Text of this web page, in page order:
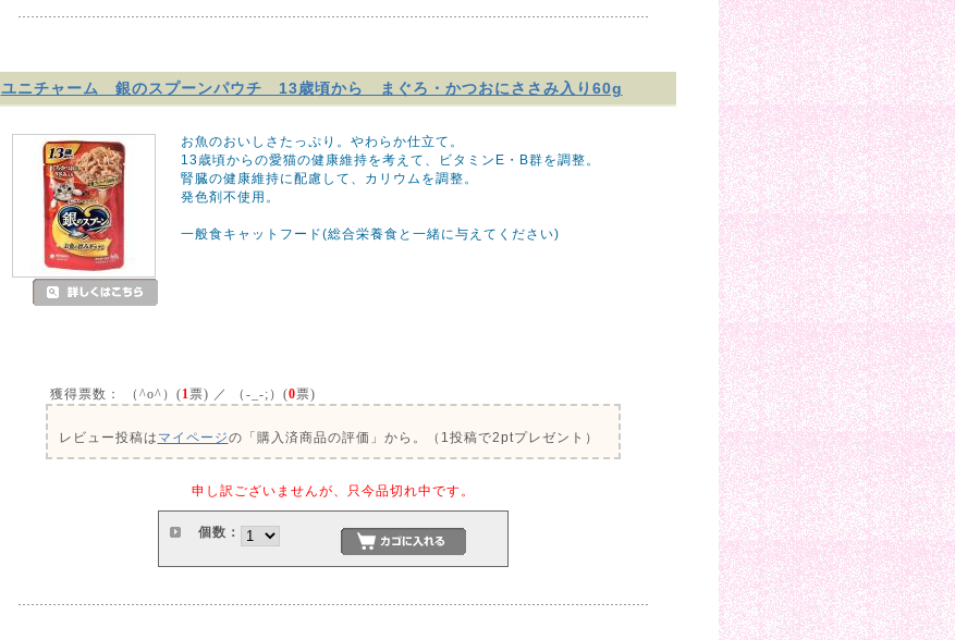
ユニチャーム 銀のスプーンパウチ 13歳頃から まぐろ・かつおにささみ入り60g
お魚のおいしさたっぷり。やわらか仕立て。
13歳頃からの愛猫の健康維持を考えて、ビタミンE・B群を調整。
腎臓の健康維持に配慮して、カリウムを調整。
発色剤不使用。
一般食キャットフード(総合栄養食と一緒に与えてください)
獲得票数： （^o^）(1 票) ／ （-_-;）(0票)
レビュー投稿は マイページの「購入済商品の評価」から。（1投稿で2ptプレゼント）
申し訳ございませんが、只今品切れ中です。
個数：